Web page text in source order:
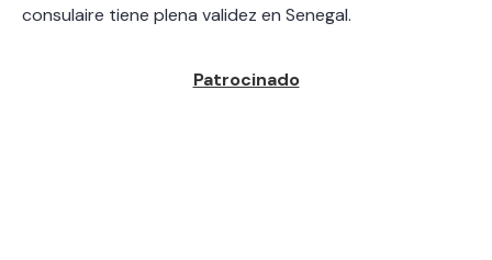
consulaire tiene plena validez en Senegal.